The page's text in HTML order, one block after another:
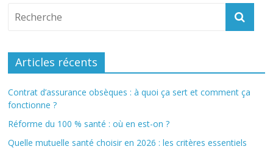
Articles récents
Contrat d’assurance obsèques : à quoi ça sert et comment ça
fonctionne ?
Réforme du 100 % santé : où en est-on ?
Quelle mutuelle santé choisir en 2026 : les critères essentiels